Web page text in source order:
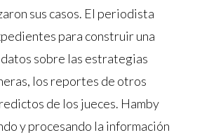
sus casos. El periodista
para construir una
sobre las estrategias
los reportes de otros
de los jueces. Hamby
y procesando la información